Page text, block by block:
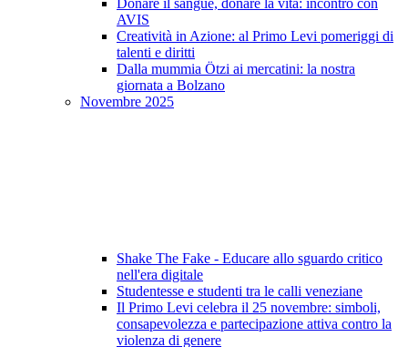
Donare il sangue, donare la vita: incontro con
AVIS
Creatività in Azione: al Primo Levi pomeriggi di
talenti e diritti
Dalla mummia Ötzi ai mercatini: la nostra
giornata a Bolzano
Novembre 2025
Shake The Fake - Educare allo sguardo critico
nell'era digitale
Studentesse e studenti tra le calli veneziane
Il Primo Levi celebra il 25 novembre: simboli,
consapevolezza e partecipazione attiva contro la
violenza di genere